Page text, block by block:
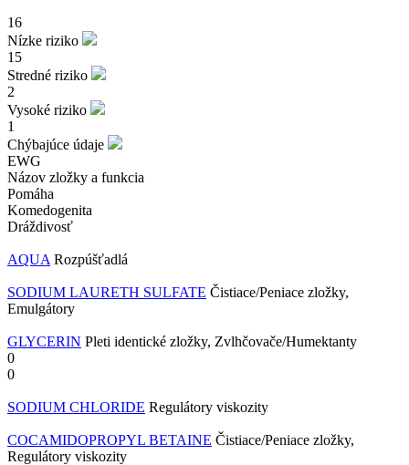
16
Nízke riziko
15
Stredné riziko
2
Vysoké riziko
1
Chýbajúce údaje
EWG
Názov zložky a funkcia
Pomáha
Komedogenita
Dráždivosť
AQUA Rozpúšťadlá
SODIUM LAURETH SULFATE Čistiace/Peniace zložky,
Emulgátory
GLYCERIN Pleti identické zložky, Zvlhčovače/Humektanty
0
0
SODIUM CHLORIDE Regulátory viskozity
COCAMIDOPROPYL BETAINE Čistiace/Peniace zložky,
Regulátory viskozity